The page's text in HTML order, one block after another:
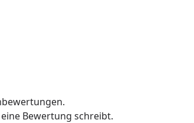
Bewertung schreibt.